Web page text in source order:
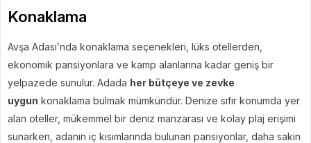
Konaklama
Avşa Adası’nda konaklama seçenekleri, lüks otellerden,
ekonomik pansiyonlara ve kamp alanlarına kadar geniş bir
yelpazede sunulur. Adada her bütçeye ve zevke
uygun konaklama bulmak mümkündür. Denize sıfır konumda yer
alan oteller, mükemmel bir deniz manzarası ve kolay plaj erişimi
sunarken, adanın iç kısımlarında bulunan pansiyonlar, daha sakin